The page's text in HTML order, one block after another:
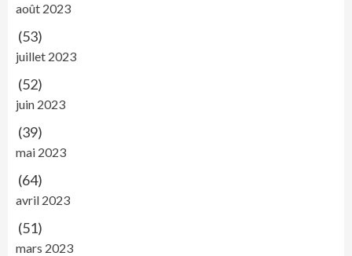
août 2023
(53)
juillet 2023
(52)
juin 2023
(39)
mai 2023
(64)
avril 2023
(51)
mars 2023